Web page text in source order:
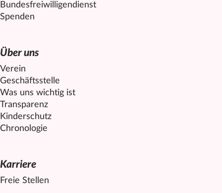
Bundesfreiwilligendienst
Spenden
Über uns
Verein
Geschäftsstelle
Was uns wichtig ist
Transparenz
Kinderschutz
Chronologie
Karriere
Freie Stellen